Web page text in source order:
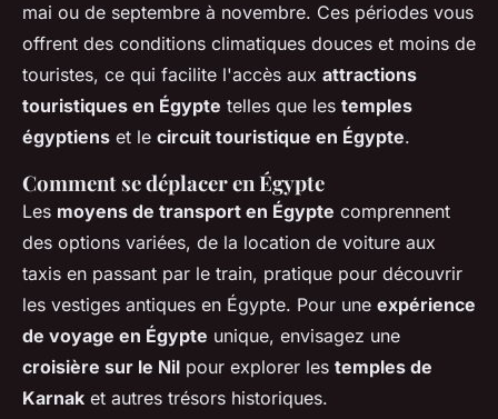
mai ou de septembre à novembre. Ces périodes vous
offrent des conditions climatiques douces et moins de
touristes, ce qui facilite l'accès aux attractions
touristiques en Égypte telles que les temples
égyptiens et le circuit touristique en Égypte.
Comment se déplacer en Égypte
Les moyens de transport en Égypte comprennent
des options variées, de la location de voiture aux
taxis en passant par le train, pratique pour découvrir
les vestiges antiques en Égypte. Pour une expérience
de voyage en Égypte unique, envisagez une
croisière sur le Nil pour explorer les temples de
Karnak et autres trésors historiques.